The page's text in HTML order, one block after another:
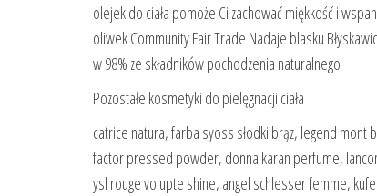
olejek do ciała pomoże Ci zachować miękkość i
oliwek Community Fair Trade Nadaje blasku
w 98% ze składników pochodzenia naturalnego
Pozostałe kosmetyki do pielęgnacji ciała
catrice natura, farba syoss słodki brąz, legend
factor pressed powder, donna karan perfume,
ysl rouge volupte shine, angel schlesser femme,